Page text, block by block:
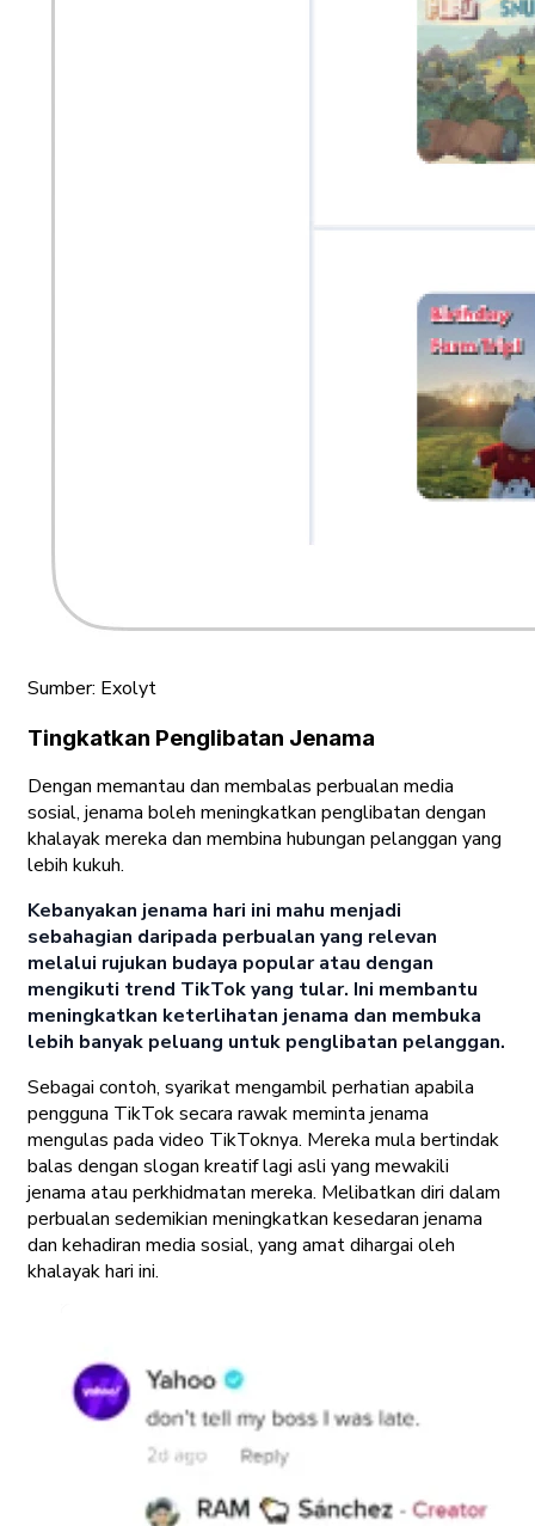
Sumber: Exolyt
Tingkatkan Penglibatan Jenama
Dengan memantau dan membalas perbualan media
sosial, jenama boleh meningkatkan penglibatan dengan
khalayak mereka dan membina hubungan pelanggan yang
lebih kukuh.
Kebanyakan jenama hari ini mahu menjadi
sebahagian daripada perbualan yang relevan
melalui rujukan budaya popular atau dengan
mengikuti trend TikTok yang tular. Ini membantu
meningkatkan keterlihatan jenama dan membuka
lebih banyak peluang untuk penglibatan pelanggan.
Sebagai contoh, syarikat mengambil perhatian apabila
pengguna TikTok secara rawak meminta jenama
mengulas pada video TikToknya. Mereka mula bertindak
balas dengan slogan kreatif lagi asli yang mewakili
jenama atau perkhidmatan mereka. Melibatkan diri dalam
perbualan sedemikian meningkatkan kesedaran jenama
dan kehadiran media sosial, yang amat dihargai oleh
khalayak hari ini.